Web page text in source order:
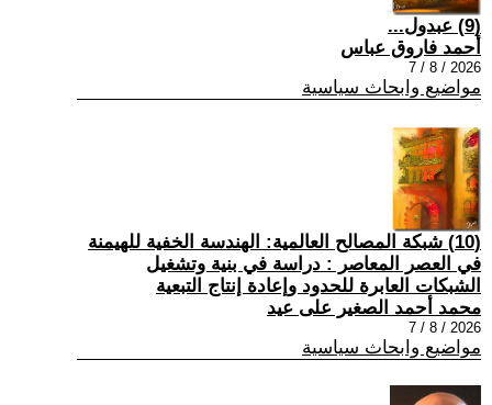
(9) عبدول...
أحمد فاروق عباس
2026 / 8 / 7
مواضيع وابحاث سياسية
(10) شبكة المصالح العالمية: الهندسة الخفية للهيمنة
في العصر المعاصر : دراسة في بنية وتشغيل
الشبكات العابرة للحدود وإعادة إنتاج التبعية
محمد أحمد الصغير على عيد
2026 / 8 / 7
مواضيع وابحاث سياسية